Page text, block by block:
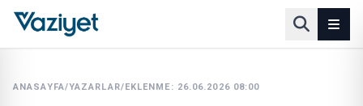
ANASAYFA/YAZARLAR/EKLENME: 26.06.2026 08:00